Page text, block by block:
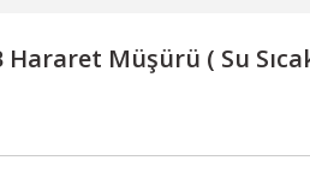
Hararet Müşürü ( Su